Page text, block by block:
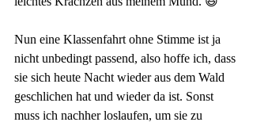
Nun eine Klassenfahrt ohne Stimme ist ja
nicht unbedingt passend, also hoffe ich, dass
sie sich heute Nacht wieder aus dem Wald
geschlichen hat und wieder da ist. Sonst
muss ich nachher loslaufen, um sie zu